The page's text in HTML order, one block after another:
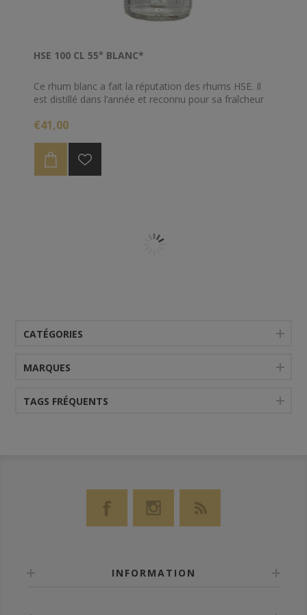
HSE 100 CL 55° BLANC*
Ce rhum blanc a fait la réputation des rhums HSE. Il
est distillé dans l’année et reconnu pour sa fraîcheur
vos cocktails et planteurs. Il s’apprécie
canne et un zeste de citron vert) avec ou sans glace.
€41,00
CATÉGORIES
MARQUES
TAGS FRÉQUENTS
INFORMATION